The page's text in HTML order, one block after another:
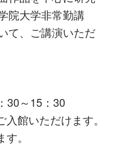
院大学非常勤講
て、ご講演いただ
30～15：30
館いただけます。
。